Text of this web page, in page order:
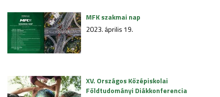
MFK szakmai nap
2023. április 19.
XV. Országos Középiskolai
Földtudományi Diákkonferencia